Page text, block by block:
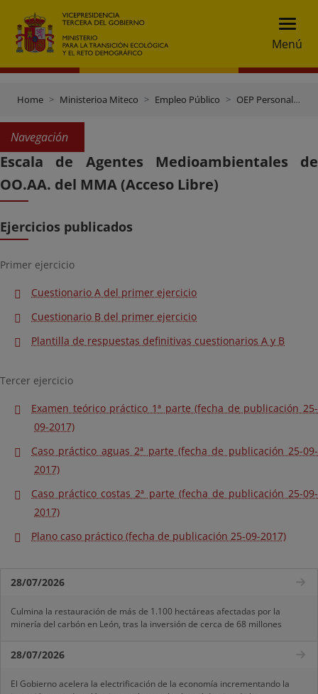
Menú
Home Ministerioa Miteco Empleo Público OEP Personal funcionario
Navegación
Escala de Agentes Medioambientales de
OO.AA. del MMA (Acceso Libre)
Ejercicios publicados
Primer ejercicio
Cuestionario A del primer ejercicio
Cuestionario B del primer ejercicio
Plantilla de respuestas definitivas cuestionarios A y B
Tercer ejercicio
Examen teórico práctico 1ª parte (fecha de publicación 25-
09-2017)
Caso práctico aguas 2ª parte (fecha de publicación 25-09-
2017)
Caso práctico costas 2ª parte (fecha de publicación 25-09-
2017)
Plano caso práctico (fecha de publicación 25-09-2017)
28/07/2026
Culmina la restauración de más de 1.100 hectáreas afectadas por la
minería del carbón en León, tras la inversión de cerca de 68 millones
28/07/2026
El Gobierno acelera la electrificación de la economía incrementando la